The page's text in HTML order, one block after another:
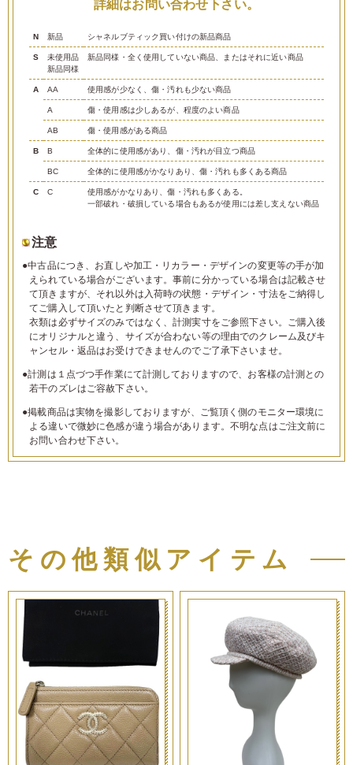
詳細はお問い合わせ下さい。
N 新品 シャネルブティック買い付けの新品商品
S
未使用品
新品同様
新品同様・全く使用していない商品、またはそれに近い商品
A AA 使用感が少なく、傷・汚れも少ない商品
A 傷・使用感は少しあるが、程度のよい商品
AB 傷・使用感がある商品
B B 全体的に使用感があり、傷・汚れが目立つ商品
BC 全体的に使用感がかなりあり、傷・汚れも多くある商品
C C
使用感がかなりあり、傷・汚れも多くある。
一部破れ・破損している場合もあるが使用には差し支えない商品
注意
●中古品につき、お直しや加工・リカラー・デザインの変更等の手が加
えられている場合がございます。事前に分かっている場合は記載させ
て頂きますが、それ以外は入荷時の状態・デザイン・寸法をご納得し
てご購入して頂いたと判断させて頂きます。
衣類は必ずサイズのみではなく、計測実寸をご参照下さい。ご購入後
にオリジナルと違う、サイズが合わない等の理由でのクレーム及びキ
ャンセル・返品はお受けできませんのでご了承下さいませ。
●計測は１点づつ手作業にて計測しておりますので、お客様の計測との
若干のズレはご容赦下さい。
●掲載商品は実物を撮影しておりますが、ご覧頂く側のモニター環境に
よる違いで微妙に色感が違う場合があります。不明な点はご注文前に
お問い合わせ下さい。
その他類似アイテム